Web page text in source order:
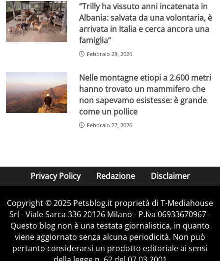
“Trilly ha vissuto anni incatenata in
Albania: salvata da una volontaria, è
arrivata in Italia e cerca ancora una
famiglia”
Febbraio 28, 2026
Nelle montagne etiopi a 2.600 metri
hanno trovato un mammifero che
non sapevamo esistesse: è grande
come un pollice
Febbraio 27, 2026
Privacy Policy Redazione Disclaimer
Copyright © 2025 Petsblog.it proprietà di T-Mediahouse
Srl - Viale Sarca 336 20126 Milano - P.Iva 06933670967 -
Questo blog non è una testata giornalistica, in quanto
viene aggiornato senza alcuna periodicità. Non può
pertanto considerarsi un prodotto editoriale ai sensi